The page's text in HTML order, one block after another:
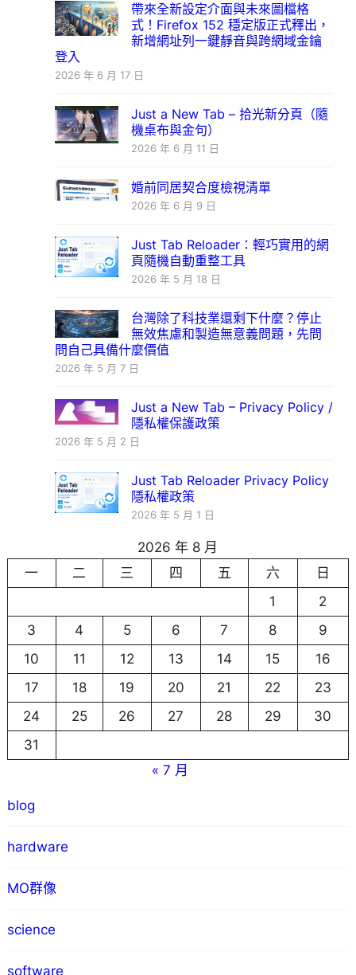
帶來全新設定介面與未來圖檔格
式！Firefox 152 穩定版正式釋出，
新增網址列一鍵靜音與跨網域金鑰
登入
2026 年 6 月 17 日
Just a New Tab – 拾光新分頁（隨
機桌布與金句）
2026 年 6 月 11 日
婚前同居契合度檢視清單
2026 年 6 月 9 日
Just Tab Reloader：輕巧實用的網
頁隨機自動重整工具
2026 年 5 月 18 日
台灣除了科技業還剩下什麼？停止
無效焦慮和製造無意義問題，先問
問自己具備什麼價值
2026 年 5 月 7 日
Just a New Tab – Privacy Policy /
隱私權保護政策
2026 年 5 月 2 日
Just Tab Reloader Privacy Policy
隱私權政策
2026 年 5 月 1 日
2026 年 8 月
一
二 三 四 五 六
日
1
2
3
4 5 6 7 8
9
10
11 12 13 14 15
16
17
18 19 20 21 22
23
24
25 26 27 28 29
30
31
« 7 月
blog
hardware
MO群像
science
software